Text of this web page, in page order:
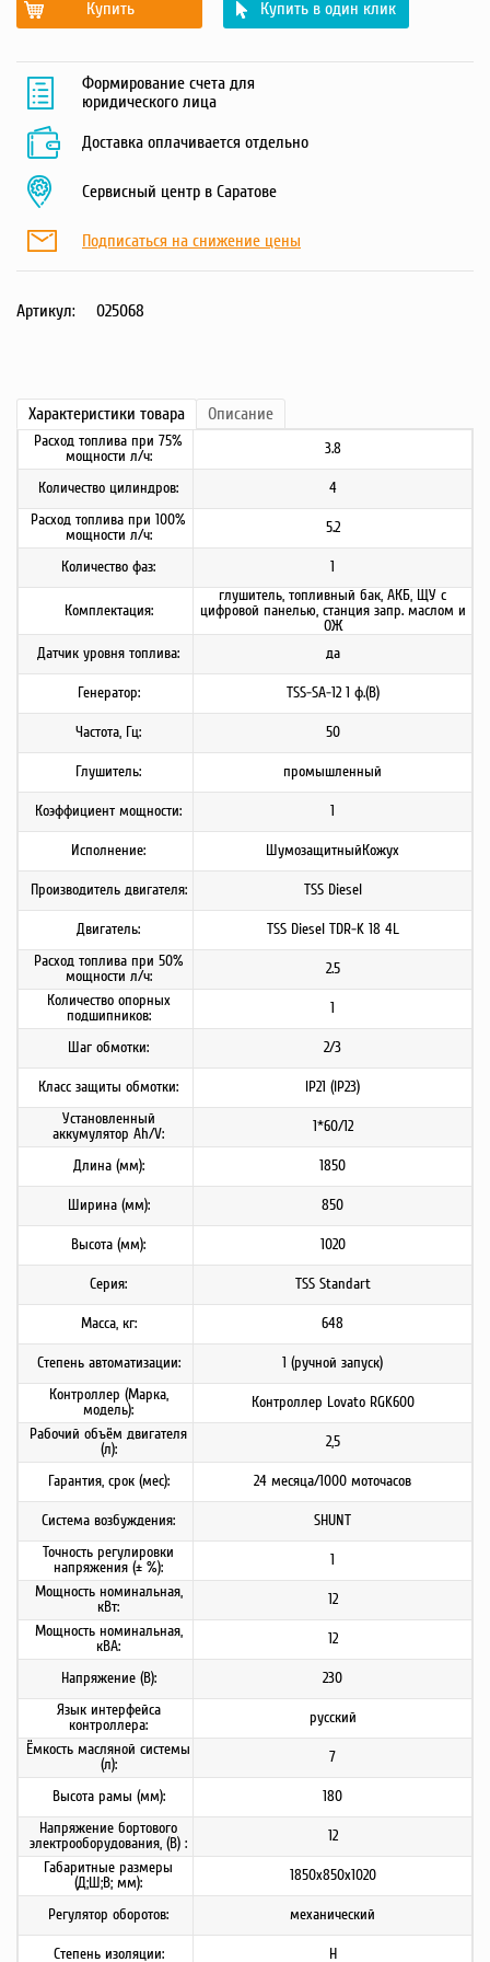
Купить Купить в один клик
Формирование счета для
юридического лица
Доставка оплачивается отдельно
Сервисный центр в Саратове
Подписаться на снижение цены
Артикул: 025068
Характеристики товара Описание
Расход топлива при 75%
мощности л/ч:
3.8
Количество цилиндров:
4
Расход топлива при 100%
мощности л/ч:
5.2
Количество фаз: 1
Комплектация:
глушитель, топливный бак, АКБ, ЩУ с
цифровой панелью, станция запр. маслом и
ОЖ
Датчик уровня топлива:
да
Генератор: TSS-SA-12 1 ф.(B)
Частота, Гц: 50
Глушитель: промышленный
Коэффициент мощности: 1
Исполнение: ШумозащитныйКожух
Производитель двигателя: TSS Diesel
Двигатель:
TSS Diesel TDR-K 18 4L
Расход топлива при 50%
мощности л/ч:
2.5
Количество опорных
подшипников:
1
Шаг обмотки: 2/3
Класс защиты обмотки:
IP21 (IP23)
Установленный
аккумулятор Ah/V:
1*60/12
Длина (мм): 1850
Ширина (мм): 850
Высота (мм): 1020
Серия: TSS Standart
Масса, кг: 648
Степень автоматизации:
1 (ручной запуск)
Контроллер (Марка,
модель):
Контроллер Lovato RGK600
Рабочий объём двигателя
(л):
2,5
Гарантия, срок (мес): 24 месяца/1000 моточасов
Система возбуждения:
SHUNT
Точность регулировки
напряжения (± %):
1
Мощность номинальная,
кВт:
12
Мощность номинальная,
кВА:
12
Напряжение (В):
230
Язык интерфейса
контроллера:
русский
Ёмкость масляной системы
(л):
7
Высота рамы (мм):
180
Напряжение бортового
электрооборудования, (В) :
12
Габаритные размеры
(Д;Ш;В; мм):
1850x850x1020
Регулятор оборотов: механический
Степень изоляции: Н